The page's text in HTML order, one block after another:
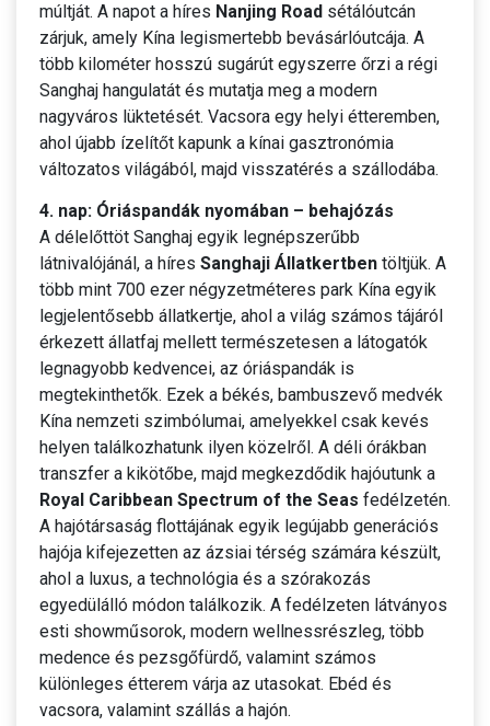
múltját. A napot a híres Nanjing Road sétálóutcán
zárjuk, amely Kína legismertebb bevásárlóutcája. A
több kilométer hosszú sugárút egyszerre őrzi a régi
Sanghaj hangulatát és mutatja meg a modern
nagyváros lüktetését. Vacsora egy helyi étteremben,
ahol újabb ízelítőt kapunk a kínai gasztronómia
változatos világából, majd visszatérés a szállodába.
4. nap: Óriáspandák nyomában – behajózás
A délelőttöt Sanghaj egyik legnépszerűbb
látnivalójánál, a híres Sanghaji Állatkertben töltjük. A
több mint 700 ezer négyzetméteres park Kína egyik
legjelentősebb állatkertje, ahol a világ számos tájáról
érkezett állatfaj mellett természetesen a látogatók
legnagyobb kedvencei, az óriáspandák is
megtekinthetők. Ezek a békés, bambuszevő medvék
Kína nemzeti szimbólumai, amelyekkel csak kevés
helyen találkozhatunk ilyen közelről. A déli órákban
transzfer a kikötőbe, majd megkezdődik hajóutunk a
Royal Caribbean Spectrum of the Seas fedélzetén.
A hajótársaság flottájának egyik legújabb generációs
hajója kifejezetten az ázsiai térség számára készült,
ahol a luxus, a technológia és a szórakozás
egyedülálló módon találkozik. A fedélzeten látványos
esti showműsorok, modern wellnessrészleg, több
medence és pezsgőfürdő, valamint számos
különleges étterem várja az utasokat. Ebéd és
vacsora, valamint szállás a hajón.